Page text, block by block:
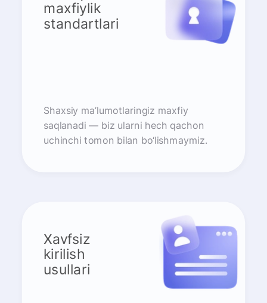
maxfiylik
standartlari
Shaxsiy ma’lumotlaringiz maxfiy
saqlanadi — biz ularni hech qachon
uchinchi tomon bilan bo‘lishmaymiz.
Xavfsiz
kirilish
usullari